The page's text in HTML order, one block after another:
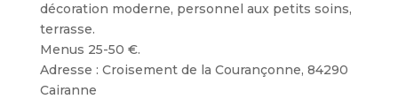
décoration moderne, personnel aux petits soins,
terrasse.
Menus 25-50 €.
Adresse : Croisement de la Courançonne, 84290
Cairanne